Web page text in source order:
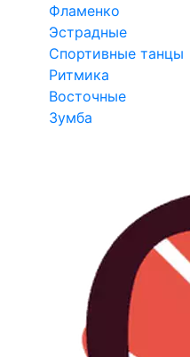
Фламенко
Эстрадные
Спортивные танцы
Ритмика
Восточные
Зумба